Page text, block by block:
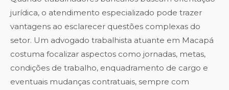
jurídica, o atendimento especializado pode trazer
vantagens ao esclarecer questões complexas do
setor. Um advogado trabalhista atuante em Macapá
costuma focalizar aspectos como jornadas, metas,
condições de trabalho, enquadramento de cargo e
eventuais mudanças contratuais, sempre com